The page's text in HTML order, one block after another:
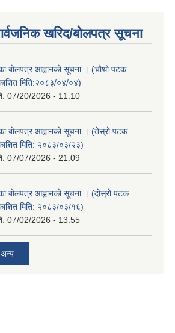
खरिद/बोलपत्र सूचना
बोलपत्र आह्वानको सूचना । (चौथो पटक
मिति:२०८३/०४/०४)
07/20/2026 - 11:10
बोलपत्र आह्वानको सूचना । (तेस्रो पटक
मिति: २०८३/०३/२३)
07/07/2026 - 21:09
बोलपत्र आह्वानको सूचना । (दोस्रो पटक
मिति: २०८३/०३/१६)
07/02/2026 - 13:55
अन्य